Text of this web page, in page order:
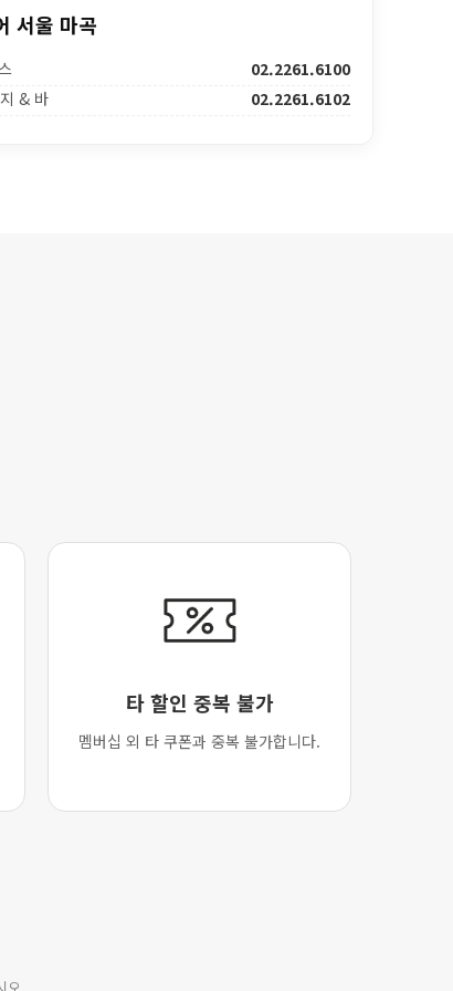
서울 마곡
02.2261.6100
& 바
02.2261.6102
타 할인 중복 불가
멤버십 외 타 쿠폰과 중복 불가합니다.